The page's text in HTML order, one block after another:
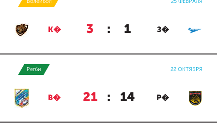
К� 3 : 1 З�
Регби 22 ОКТЯБРЯ
В� 21 : 14 Р�